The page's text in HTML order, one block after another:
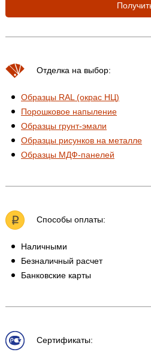
Отделка на выбор:
Образцы RAL (окрас НЦ)
Порошковое напыление
Образцы грунт-эмали
Образцы рисунков на металле
Образцы МДФ-панелей
Способы оплаты:
Наличными
Безналичный расчет
Банковские карты
Сертификаты: